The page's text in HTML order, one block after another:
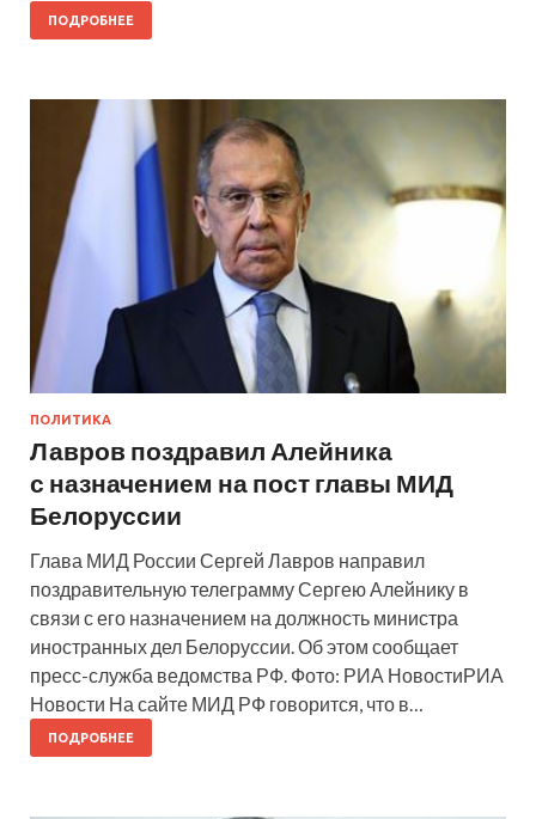
ПОДРОБНЕЕ
ПОЛИТИКА
Лавров поздравил Алейника
с назначением на пост главы МИД
Белоруссии
Глава МИД России Сергей Лавров направил
поздравительную телеграмму Сергею Алейнику в
связи с его назначением на должность министра
иностранных дел Белоруссии. Об этом сообщает
пресс-служба ведомства РФ. Фото: РИА НовостиРИА
Новости На сайте МИД РФ говорится, что в…
ПОДРОБНЕЕ